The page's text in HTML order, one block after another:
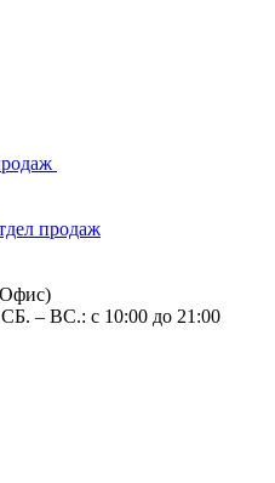
продаж
– ВС.: с 10:00 до 21:00